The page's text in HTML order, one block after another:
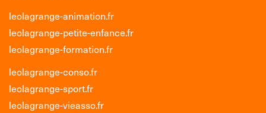
leolagrange-animation.fr
leolagrange-petite-enfance.fr
leolagrange-formation.fr
leolagrange-conso.fr
leolagrange-sport.fr
leolagrange-vieasso.fr